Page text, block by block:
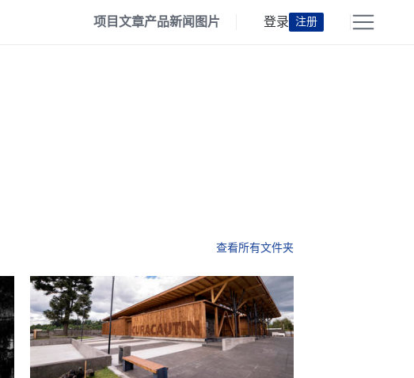
项目文章产品新闻 图片 登录 注册
查看所有文件夹